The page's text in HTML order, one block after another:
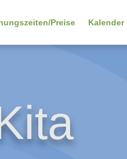
Preise Kalender